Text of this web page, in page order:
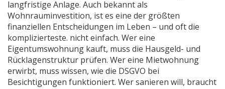
langfristige Anlage. Auch bekannt als
Wohnrauminvestition, ist es eine der größten
finanziellen Entscheidungen im Leben – und oft die
komplizierteste. nicht einfach. Wer eine
Eigentumswohnung kauft, muss die Hausgeld- und
Rücklagenstruktur prüfen. Wer eine Mietwohnung
erwirbt, muss wissen, wie die DSGVO bei
Besichtigungen funktioniert. Wer sanieren will, braucht